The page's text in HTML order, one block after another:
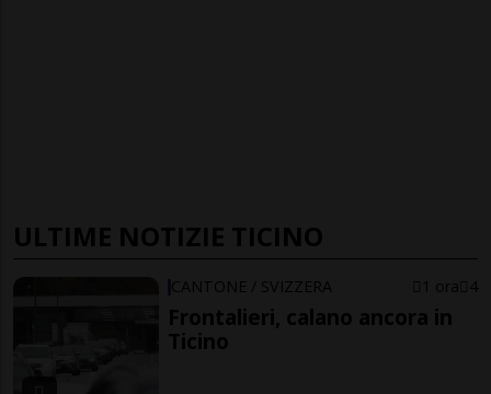
ULTIME NOTIZIE TICINO
CANTONE / SVIZZERA 1 ora 4
Frontalieri, calano ancora in
Ticino